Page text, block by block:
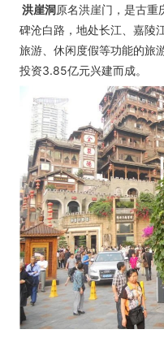
洪崖洞原名洪崖门，是古重
碑沧白路，地处长江、嘉陵
旅游、休闲度假等功能的旅
投资3.85亿元兴建而成。